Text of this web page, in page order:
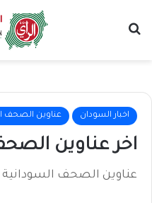
اخبار السودان عناوين الصحف
اخر عناوين
عناوين الصحف السودانية